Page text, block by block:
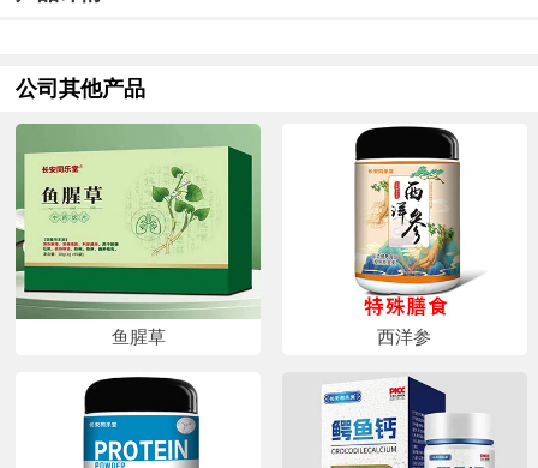
公司其他产品
鱼腥草 西洋参